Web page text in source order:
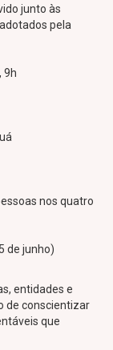
junto às
pela
9h
nos quatro
de junho)
entidades e
de conscientizar
que